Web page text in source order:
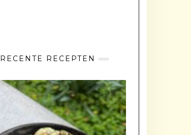
RECENTE RECEPTEN